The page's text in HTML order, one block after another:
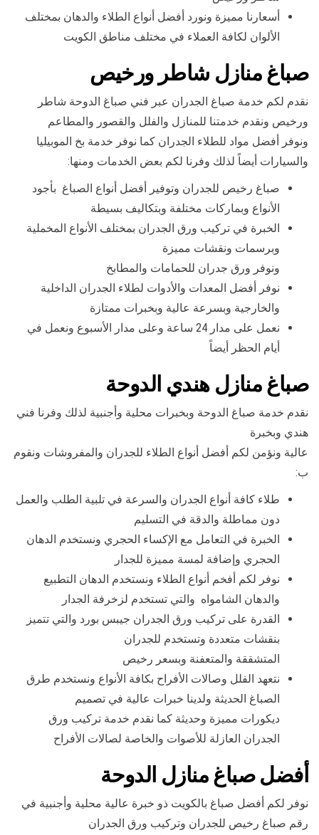
أسعارنا مميزة ونورد أفضل أنواع الطلاء والدهان بمختلف
الألوان لكافة العملاء في مختلف مناطق الكويت
صباغ منازل شاطر ورخيص
نقدم لكم خدمة صباغ الجدران عبر فني صباغ الدوحة شاطر
ورخيص ونقدم خدمتنا للمنازل والفلل والقصور والمطاعم
ونوفر أفضل مواد للطلاء الجدران كما نوفر خدمة بخ الموبيليا
والسيارات أيضاً لذلك وفرنا لكم بعض الخدمات ومنها:
صباغ رخيص للجدران وتوفير أفضل أنواع الصباغ بأجود
الأنواع وبماركات مختلفة وبتكاليف بسيطة
الخبرة في تركيب ورق الجدران بمختلف الأنواع المخملية
وبرسمات ونقشات مميزة
ونوفر ورق جدران للحمامات والمطابخ
نوفر أفضل المعدات والأدوات لطلاء الجدران الداخلية
والخارجية وبسرعة عالية وبخبرات ممتازة
نعمل على مدار 24 ساعة وعلى مدار الأسبوع ونعمل في
أيام الحظر أيضاً
صباغ منازل هندي الدوحة
نقدم خدمة صباغ الدوحة وبخبرات محلية وأجنبية لذلك وفرنا فني
هندي وبخبرة
عالية ونؤمن لكم أفضل أنواع الطلاء للجدران والمفروشات ونقوم
ب:
طلاء كافة أنواع الجدران والسرعة في تلبية الطلب والعمل
دون مماطلة والدقة في التسليم
الخبرة في التعامل مع الإكساء الحجري ونستخدم الدهان
الحجري وإضافة لمسة مميزة للجدار
نوفر لكم أفخم أنواع الطلاء ونستخدم الدهان التطبيع
والدهان الشامواه والتي تستخدم لزخرفة الجدار
القدرة على تركيب ورق الجدران جيبس بورد والتي تتميز
بنقشات متعددة وتستخدم للجدران
المتشققة والمتعفنة وبسعر رخيص
نتعهد الفلل وصالات الأفراح بكافة الأنواع ونستخدم طرق
الصباغ الحديثة ولدينا خبرات عالية في تصميم
ديكورات مميزة وحديثة كما نقدم خدمة تركيب ورق
الجدران العازلة للأصوات والخاصة لصالات الأفراح
أفضل صباغ منازل الدوحة
نوفر لكم أفضل صباغ بالكويت ذو خبرة عالية محلية وأجنبية في
رقم صباغ رخيص للجدران وتركيب ورق الجدران